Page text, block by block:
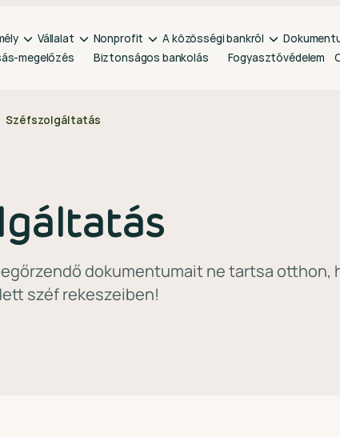
Vállalat Nonprofit A közösségi bankról
megelőzés
Biztonságos bankolás Fogyasztóvédelem
Széfszolgáltatás
dokumentumait ne tartsa otthon,
széf rekeszeiben!